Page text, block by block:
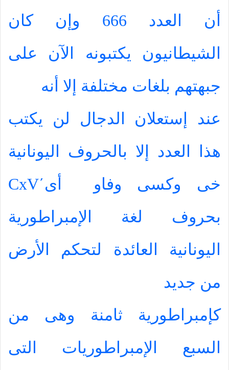
أن العدد 666 وإن كان
الشيطانيون يكتبونه الآن على
جبهتهم بلغات مختلفة إلا أنه
عند إستعلان الدجال لن يكتب
هذا العدد إلا بالحروف اليونانية
خى وكسى وفاو
CxV΄أى
بحروف لغة الإمبراطورية
اليونانية العائدة لتحكم الأرض
من جديد
كإمبراطورية ثامنة وهى من
السبع الإمبراطوريات التى